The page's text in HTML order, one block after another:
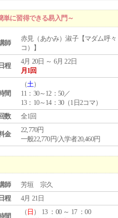
単に習得できる易入門～
師
赤見（あかみ）淑子【マダム呼々
コ）】
日程
4月 20日 ～ 6月 22日
月1回
間
（土）
11：30～12：50／
13：10～14：30（1日2コマ）
数
全1回
金
22,770円
一般22,770円/入学者20,460円
師
芳垣 宗久
日程
4月 21日
間
（ 日 ） 13 ：00 ～ 17 ：00